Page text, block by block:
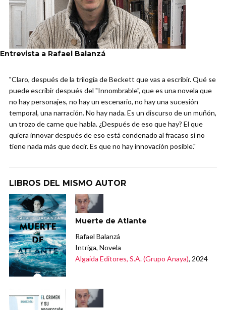
Entrevista a Rafael Balanzá
"Claro, después de la trilogía de Beckett que vas a escribir. Qué se
puede escribir después del "Innombrable", que es una novela que
no hay personajes, no hay un escenario, no hay una sucesión
temporal, una narración. No hay nada. Es un discurso de un muñón,
un trozo de carne que habla. ¿Después de eso que hay? El que
quiera innovar después de eso está condenado al fracaso si no
tiene nada más que decir. Es que no hay innovación posible."
LIBROS DEL MISMO AUTOR
Muerte de Atlante
Rafael Balanzá
Intriga, Novela
Algaida Editores, S.A. (Grupo Anaya), 2024